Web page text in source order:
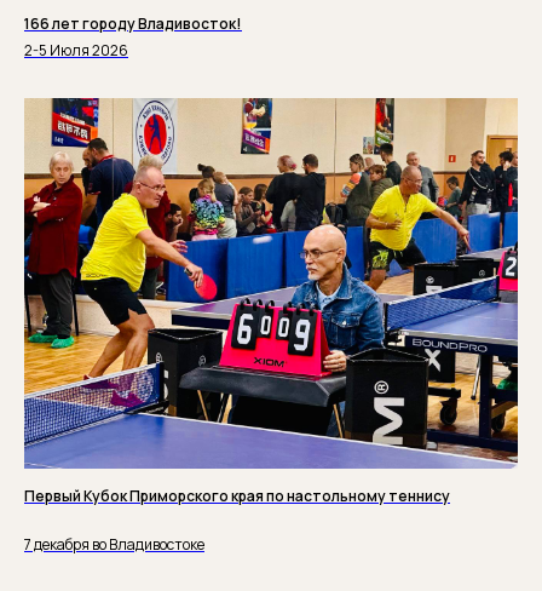
166 лет городу Владивосток!
2-5 Июля 2026
Первый Кубок Приморского края по настольному теннису
7 декабря во Владивостоке